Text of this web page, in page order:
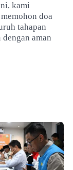
kami
doa
tahapan
aman